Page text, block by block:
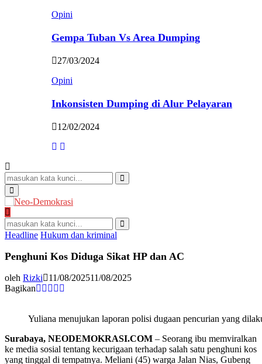
Opini
Gempa Tuban Vs Area Dumping
27/03/2024
Opini
Inkonsisten Dumping di Alur Pelayaran
12/02/2024
Search
for:
Search
Primary
Menu
Search
for:
Search
Headline Hukum dan kriminal
Penghuni Kos Diduga Sikat HP dan AC
oleh Rizki 11/08/202511/08/2025
Bagikan
Yuliana menujukan laporan polisi dugaan pencurian yang
Surabaya, NEODEMOKRASI.COM – Seorang ibu memviralkan
ke media sosial tentang kecurigaan terhadap salah satu penghuni kos
yang tinggal di tempatnya. Meliani (45) warga Jalan Nias, Gubeng